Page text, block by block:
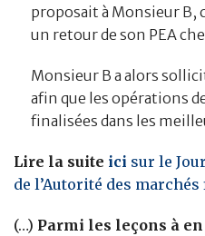
proposait à Monsieur
un retour de son PEA
Monsieur B a alors
afin que les opérations
finalisées dans les
Lire la suite ici sur le
de l’Autorité des
(…) Parmi les leçons à